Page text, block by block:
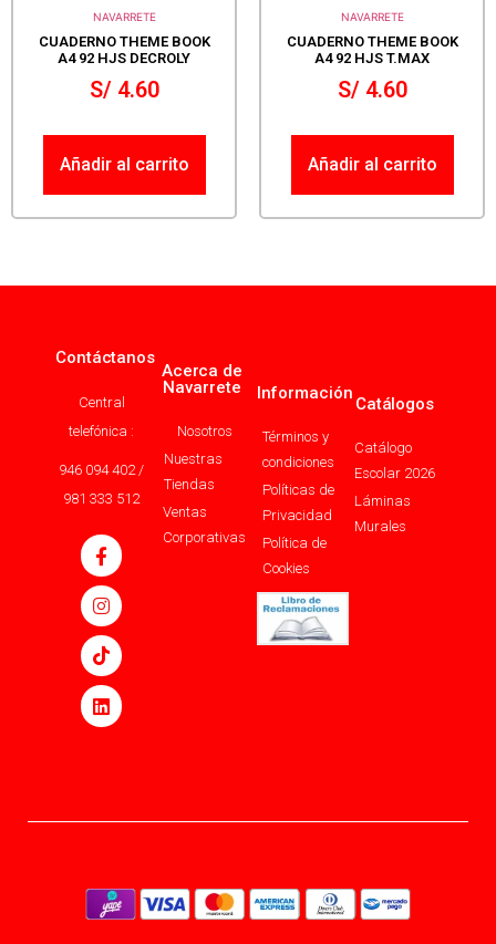
NAVARRETE
CUADERNO THEME BOOK
A4 92 HJS DECROLY
S/4.60
Añadir al carrito
NAVARRETE
CUADERNO THEME BOOK
A4 92 HJS T.MAX
S/4.60
Añadir al carrito
Contáctanos
Central
telefónica :
946 094 402 /
981 333 512
Acerca de
Navarrete
Nosotros
Nuestras
Tiendas
Ventas
Corporativas
Información
Términos y
condiciones
Políticas de
Privacidad
Política de
Cookies
Catálogos
Catálogo
Escolar 2026
Láminas
Murales